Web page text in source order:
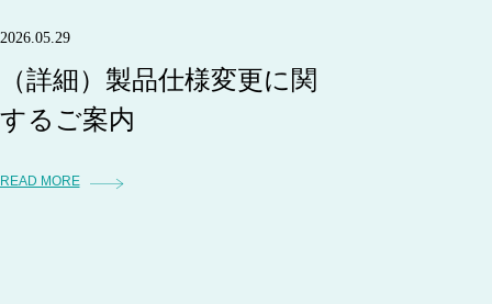
2026.05.29
（詳細）製品仕様変更に関
するご案内
READ MORE